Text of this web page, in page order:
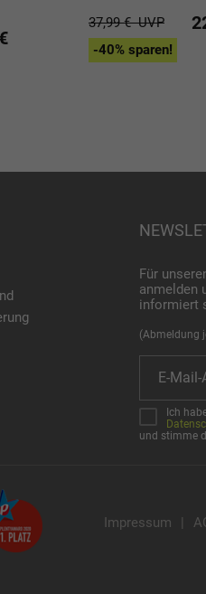
37,99 €UVP
-40% sparen!
Für
anmelden
informiert
(Abmeldung
Ich
und stimme
Impressum |